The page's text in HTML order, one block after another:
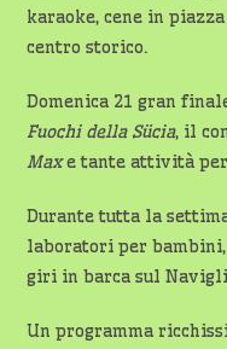
karaoke, cene in
centro storico.
Domenica 21 gran
Fuochi della Sücia, il
Maxe tante attività
Durante tutta la
laboratori per
giri in barca sul
Un programma